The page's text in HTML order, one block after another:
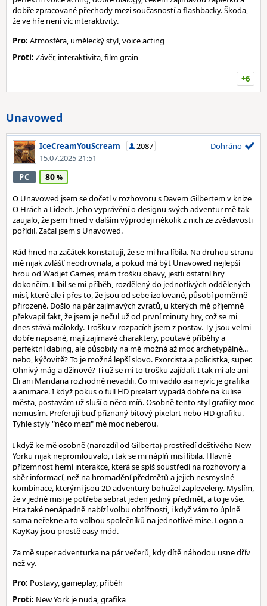
dobře zpracované přechody mezi současností a flashbacky. Škoda,
že ve hře není víc interaktivity.
Pro: Atmosféra, umělecký styl, voice acting
Proti: Závěr, interaktivita, film grain
+6
Unavowed
IceCreamYouScream
2087
15.07.2025 21:51
Dohráno
PC 80
O Unavowed jsem se dočetl v rozhovoru s Davem Gilbertem v knize
O Hrách a Lidech. Jeho vyprávění o designu svých adventur mě tak
zaujalo, že jsem hned v dalším výprodeji několik z nich ze zvědavosti
pořídil. Začal jsem s Unavowed.
Rád hned na začátek konstatuji, že se mi hra líbila. Na druhou stranu
mě nijak zvlášť neodrovnala, a pokud má být Unavowed nejlepší
hrou od Wadjet Games, mám trošku obavy, jestli ostatní hry
dokončím. Líbil se mi příběh, rozdělený do jednotlivých oddělených
misí, které ale i přes to, že jsou od sebe izolované, působí poměrně
přirozeně. Došlo na pár zajímavých zvratů, u kterých mě příjemně
překvapil fakt, že jsem je nečul už od první minuty hry, což se mi
dnes stává málokdy. Trošku v rozpacích jsem z postav. Ty jsou velmi
dobře napsané, mají zajímavé charaktery, poutavé příběhy a
perfektní dabing, ale působily na mě možná až moc archetypálně...
nebo, kýčovitě? To je možná lepší slovo. Exorcista a policistka, super.
Ohnivý mág a džinové? Ti už se mi to trošku zajídali. I tak mi ale ani
Eli ani Mandana rozhodně nevadili. Co mi vadilo asi nejvíc je grafika
a animace. I když pokus o full HD pixelart vypadá dobře na kulise
města, postavám už sluší o něco míň. Osobně tento styl grafiky moc
nemusím. Preferuji buď přiznaný bitový pixelart nebo HD grafiku.
Tyhle styly "něco mezi" mě moc neberou.
I když ke mě osobně (narozdíl od Gilberta) prostředí deštivého New
Yorku nijak nepromlouvalo, i tak se mi náplň misí líbila. Hlavně
přízemnost herní interakce, která se spíš soustředí na rozhovory a
sběr informací, než na hromadění předmětů a jejich nesmyslné
kombinace, kterými jsou 2D adventury bohužel zapleveleny. Myslím,
že v jedné misi je potřeba sebrat jeden jediný předmět, a to je vše.
Hra také nenápadně nabízí volbu obtížnosti, i když vám to úplně
sama neřekne a to volbou společníků na jednotlivé mise. Logan a
KayKay jsou prostě easy mód.
Za mě super adventurka na pár večerů, kdy dítě náhodou usne dřív
než vy.
Pro: Postavy, gameplay, příběh
Proti: New York je nuda, grafika